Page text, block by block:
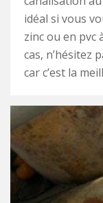
idéal si vous
zinc ou en pvc
cas, n’hésitez
car c’est la